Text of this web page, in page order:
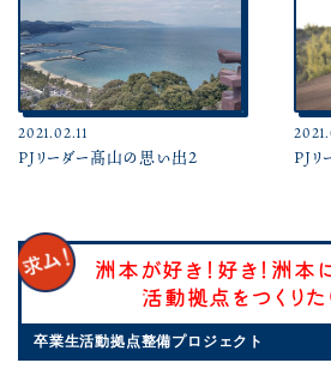
2021.02.11
PJリーダー髙山の思い出2 PJ
洲本が好き！好き！洲本
活動拠点をつくりた
卒業生活動拠点整備プロジェクト